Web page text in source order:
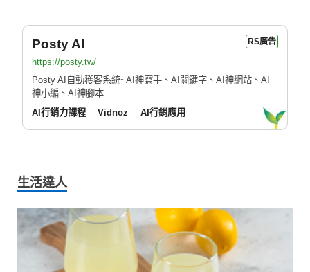
Posty AI RS廣告
https://posty.tw/
Posty AI自動獲客系統~AI神寫手、AI關鍵字、AI神網站、AI
神小編、AI神腳本
AI行銷力課程
Vidnoz AI行銷應用
生活達人